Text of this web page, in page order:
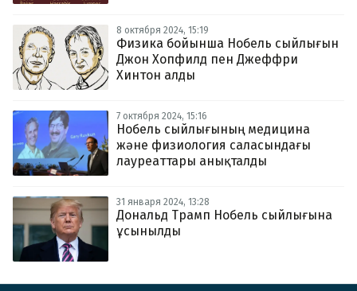
8 октября 2024, 15:19
Физика бойынша Нобель сыйлығын
Джон Хопфилд пен Джеффри
Хинтон алды
7 октября 2024, 15:16
Нобель сыйлығының медицина
және физиология саласындағы
лауреаттары анықталды
31 января 2024, 13:28
Дональд Трамп Нобель сыйлығына
ұсынылды